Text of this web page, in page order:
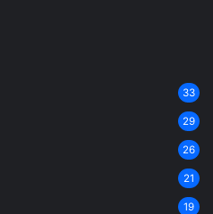
33
29
26
21
19